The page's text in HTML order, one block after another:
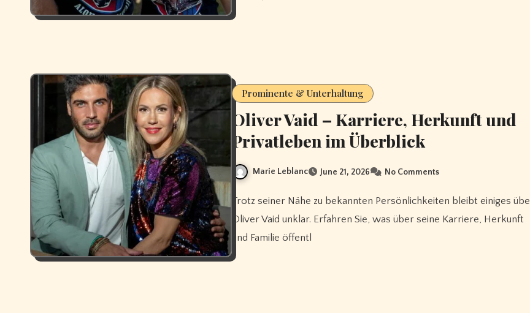
Prominente & Unterhaltung
Oliver Vaid – Karriere, Herkunft und
Privatleben im Überblick
Marie Leblanc June 21, 2026 No Comments
Trotz seiner Nähe zu bekannten Persönlichkeiten bleibt einiges über
Oliver Vaid unklar. Erfahren Sie, was über seine Karriere, Herkunft
und Familie öffentl